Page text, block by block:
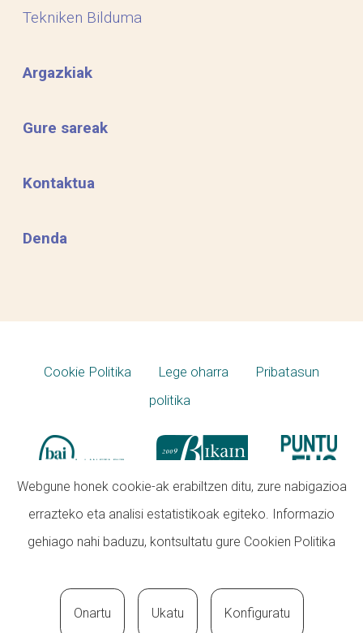
Tekniken Bilduma
Argazkiak
Gure sareak
Kontaktua
Denda
Cookie Politika Lege oharra
Pribatasun
politika
Webgune honek cookie-ak erabiltzen ditu, zure nabigazioa
errazteko eta analisi estatistikoak egiteko. Informazio
gehiago nahi baduzu, kontsultatu gure Cookien Politika
Onartu Ukatu Konfiguratu